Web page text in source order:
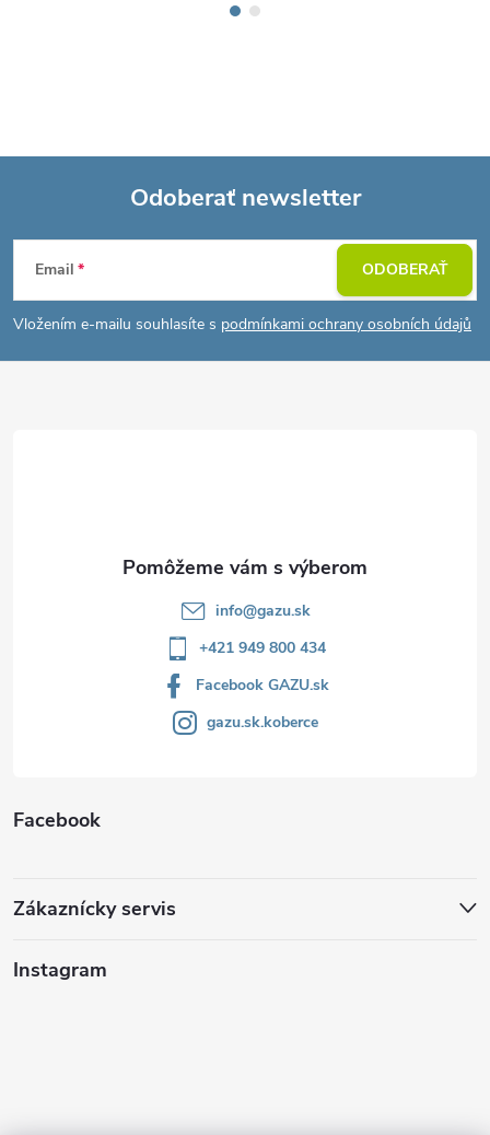
Z
á
p
Odoberať newsletter
Email
Vložením e-mailu souhlasíte s podmínkami ochrany osobních údajů
ODOBERAŤ
info@gazu.sk
+421 949 800 434
Facebook GAZU.sk
gazu.sk.koberce
Facebook
Zákaznícky servis
Instagram